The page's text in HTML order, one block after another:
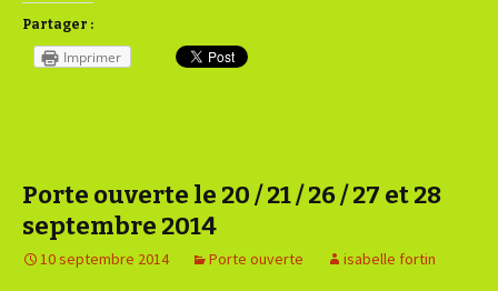
Partager :
Imprimer
Porte ouverte le 20 / 21 / 26 / 27 et 28
septembre 2014
10 septembre 2014 Porte ouverte isabelle fortin